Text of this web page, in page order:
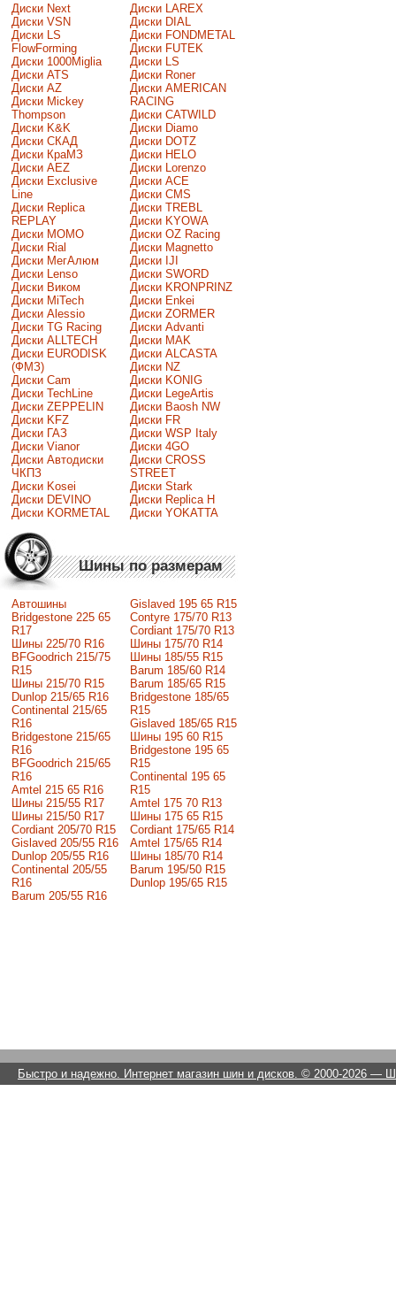
Диски Next
Диски VSN
Диски LS
FlowForming
Диски 1000Miglia
Диски ATS
Диски AZ
Диски Mickey
Thompson
Диски K&K
Диски СКАД
Диски КраМЗ
Диски AEZ
Диски Exclusive
Line
Диски Replica
REPLAY
Диски MOMO
Диски Rial
Диски МегАлюм
Диски Lenso
Диски Виком
Диски MiTech
Диски Alessio
Диски TG Racing
Диски ALLTECH
Диски EURODISK
(ФМЗ)
Диски Cam
Диски TechLine
Диски ZEPPELIN
Диски KFZ
Диски ГАЗ
Диски Vianor
Диски Автодиски
ЧКПЗ
Диски Kosei
Диски DEVINO
Диски KORMETAL
Диски LAREX
Диски DIAL
Диски FONDMETAL
Диски FUTEK
Диски LS
Диски Roner
Диски AMERICAN
RACING
Диски CATWILD
Диски Diamo
Диски DOTZ
Диски HELO
Диски Lorenzo
Диски ACE
Диски CMS
Диски TREBL
Диски KYOWA
Диски OZ Racing
Диски Magnetto
Диски IJI
Диски SWORD
Диски KRONPRINZ
Диски Enkei
Диски ZORMER
Диски Advanti
Диски MAK
Диски ALCASTA
Диски NZ
Диски KONIG
Диски LegeArtis
Диски Baosh NW
Диски FR
Диски WSP Italy
Диски 4GO
Диски CROSS
STREET
Диски Stark
Диски Replica H
Диски YOKATTA
Шины по размерам
Автошины
Bridgestone 225 65
R17
Шины 225/70 R16
BFGoodrich 215/75
R15
Шины 215/70 R15
Dunlop 215/65 R16
Continental 215/65
R16
Bridgestone 215/65
R16
BFGoodrich 215/65
R16
Amtel 215 65 R16
Шины 215/55 R17
Шины 215/50 R17
Сordiant 205/70 R15
Gislaved 205/55 R16
Dunlop 205/55 R16
Continental 205/55
R16
Barum 205/55 R16
Gislaved 195 65 R15
Contyre 175/70 R13
Cordiant 175/70 R13
Шины 175/70 R14
Шины 185/55 R15
Barum 185/60 R14
Barum 185/65 R15
Bridgestone 185/65
R15
Gislaved 185/65 R15
Шины 195 60 R15
Bridgestone 195 65
R15
Continental 195 65
R15
Amtel 175 70 R13
Шины 175 65 R15
Cordiant 175/65 R14
Amtel 175/65 R14
Шины 185/70 R14
Barum 195/50 R15
Dunlop 195/65 R15
Быстро и надежно. Интернет магазин шин и дисков. © 2000-2026 —